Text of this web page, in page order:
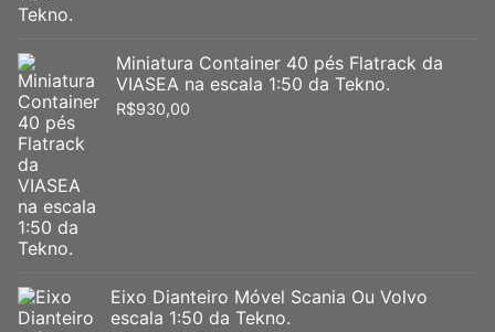
Miniatura Container 40 pés Flatrack da
VIASEA na escala 1:50 da Tekno.
R$930,00
Eixo Dianteiro Móvel Scania Ou Volvo
escala 1:50 da Tekno.